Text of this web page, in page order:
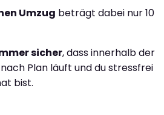
Umzug beträgt dabei nur 10
sicher, dass innerhalb der
Plan läuft und du stressfrei
bist.